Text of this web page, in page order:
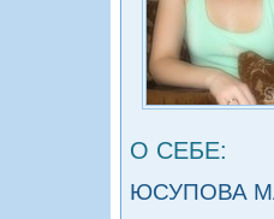
О СЕБЕ:
ЮСУПОВА